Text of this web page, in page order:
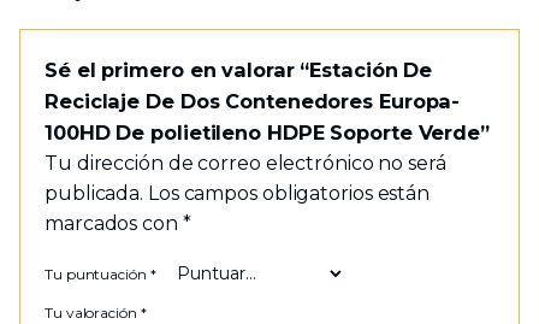
Sé el primero en valorar “Estación De
Reciclaje De Dos Contenedores Europa-
100HD De polietileno HDPE Soporte Verde”
Tu dirección de correo electrónico no será
publicada. Los campos obligatorios están
marcados con *
Tu puntuación *
Tu valoración *